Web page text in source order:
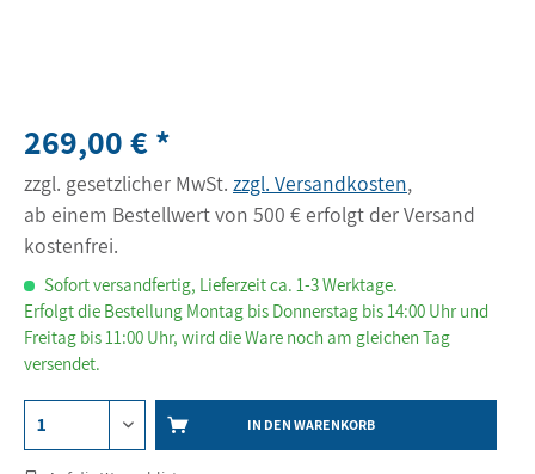
269,00 € *
zzgl. gesetzlicher MwSt. zzgl. Versandkosten,
ab einem Bestellwert von 500 € erfolgt der Versand
kostenfrei.
Sofort versandfertig, Lieferzeit ca. 1-3 Werktage.
Erfolgt die Bestellung Montag bis Donnerstag bis 14:00 Uhr und
Freitag bis 11:00 Uhr, wird die Ware noch am gleichen Tag
versendet.
IN DEN WARENKORB